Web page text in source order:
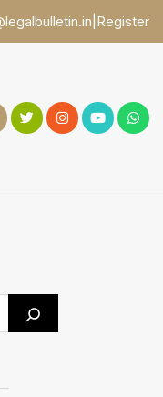
Register